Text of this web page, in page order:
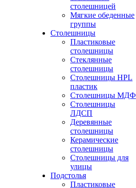
столешницей
Мягкие обеденные
группы
Столешницы
Пластиковые
столешницы
Стеклянные
столешницы
Столешницы HPL
пластик
Столешницы МДФ
Столешницы
ЛДСП
Деревянные
столешницы
Керамические
столешницы
Столешницы для
улицы
Подстолья
Пластиковые